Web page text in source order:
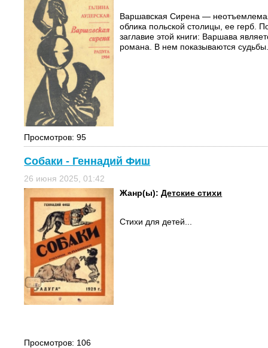
Варшавская Сирена —
облика польской столицы, ее герб.
заглавие этой книги: Варшава
романа. В нем показываются
Просмотров: 95
Собаки - Геннадий Фиш
26 июня 2025, 01:42
Жанр(ы):Детские стихи
Стихи для детей...
Просмотров: 106